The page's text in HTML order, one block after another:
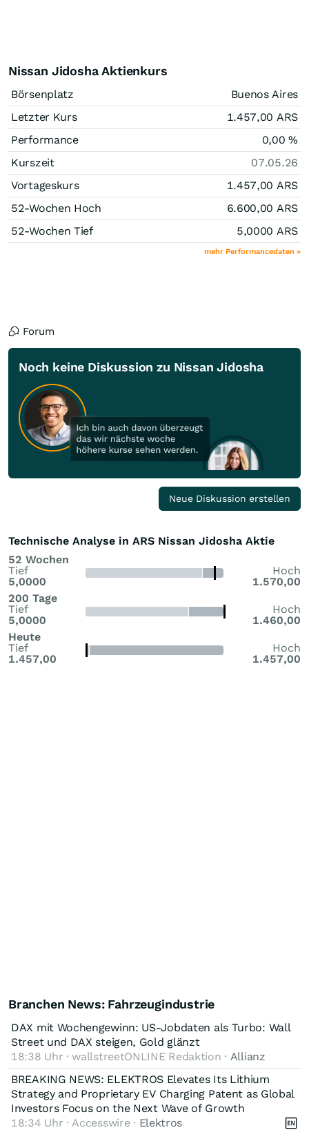
Nissan Jidosha Aktienkurs
Börsenplatz
Buenos Aires
Letzter Kurs
1.457,00 ARS
Performance
0,00%
Kurszeit
07.05.26
Vortageskurs
1.457,00 ARS
52-Wochen Hoch
6.600,00 ARS
52-Wochen Tief
5,0000 ARS
mehr Performancedaten »
Forum
Noch keine Diskussion zu Nissan Jidosha
Neue Diskussion erstellen
Technische Analyse in ARS Nissan Jidosha Aktie
52 Wochen
Tief
5,0000
Hoch
1.570,00
200 Tage
Tief
5,0000
Hoch
1.460,00
Heute
Tief
1.457,00
Hoch
1.457,00
Branchen News: Fahrzeugindustrie
DAX mit Wochengewinn: US-Jobdaten als Turbo: Wall
Street und DAX steigen, Gold glänzt
18:38 Uhr · wallstreetONLINE Redaktion · Allianz
BREAKING NEWS: ELEKTROS Elevates Its Lithium
Strategy and Proprietary EV Charging Patent as Global
Investors Focus on the Next Wave of Growth
18:34 Uhr · Accesswire · Elektros